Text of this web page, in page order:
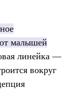
малышей
линейка —
вокруг